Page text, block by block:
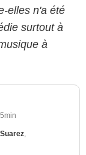
elles n'a été
surtout à
à